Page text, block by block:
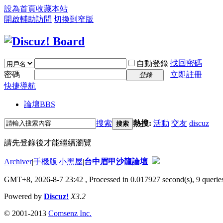
設為首頁收藏本站
開啟輔助訪問 切換到窄版
自動登錄 找回密碼
密碼
登錄
立即註冊
快捷導航
論壇BBS
搜索 搜索 熱搜: 活動 交友 discuz
請先登錄後才能繼續瀏覽
Archiver|手機版|小黑屋|台中眉甲沙龍論壇
GMT+8, 2026-8-7 23:42 , Processed in 0.017927 second(s), 9
Powered by Discuz! X3.2
© 2001-2013 Comsenz Inc.